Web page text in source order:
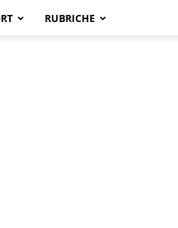
RUBRICHE